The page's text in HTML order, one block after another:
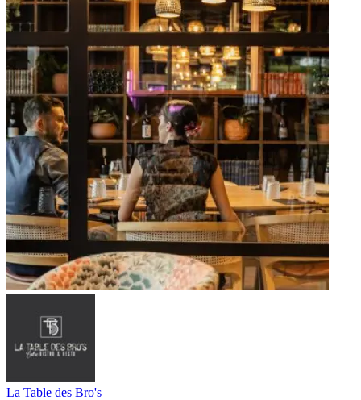
La Table des Bro's